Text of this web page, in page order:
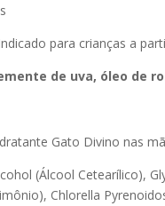
para crianças a
semente de uva, óleo
Gato Divino nas
(Álcool Cetearílico),
Chlorella